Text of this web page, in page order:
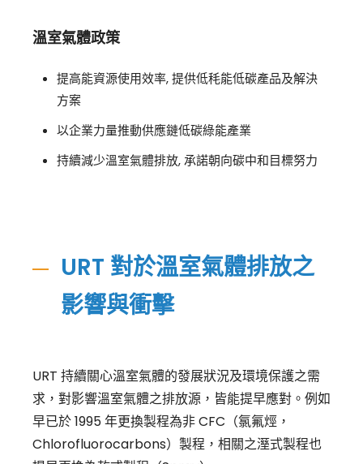
溫室氣體政策
提高能資源使用效率, 提供低秏能低碳產品及解決
方案
以企業力量推動供應鏈低碳綠能產業
持續減少溫室氣體排放, 承諾朝向碳中和目標努力
URT 對於溫室氣體排放之
影響與衝擊
URT 持續關心溫室氣體的發展狀況及環境保護之需
求，對影響溫室氣體之排放源，皆能提早應對。例如
早已於 1995 年更換製程為非 CFC（氯氟烴，
Chlorofluorocarbons）製程，相關之溼式製程也